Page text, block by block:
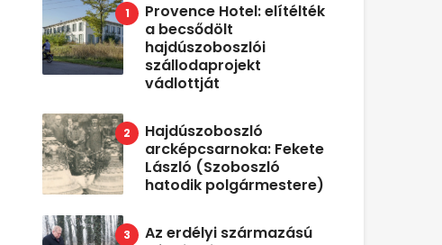
Provence Hotel: elítélték
a becsődölt
hajdúszoboszlói
szállodaprojekt
vádlottját
Hajdúszoboszló
arcképcsarnoka: Fekete
László (Szoboszló
hatodik polgármestere)
Az erdélyi származású